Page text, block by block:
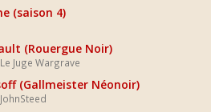
(saison 4)
(Rouergue Noir)
Le Juge Wargrave
(Gallmeister Néonoir)
JohnSteed